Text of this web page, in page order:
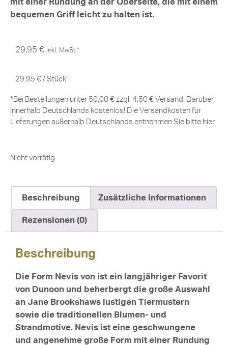
mit einer Rundung an der Oberseite, die mit einem
bequemen Griff leicht zu halten ist.
29,95 € inkl. MwSt.*
29,95 € / Stück
*Bei Bestellungen unter 50,00 € zzgl. 4,50 € Versand. Darüber
innerhalb Deutschlands kostenlos! Die Versandkosten für
Lieferungen außerhalb Deutschlands entnehmen Sie bitte hier.
Nicht vorrätig
Beschreibung Zusätzliche Informationen
Rezensionen (0)
Beschreibung
Die Form Nevis von ist ein langjähriger Favorit
von Dunoon und beherbergt die große Auswahl
an Jane Brookshaws lustigen Tiermustern
sowie die traditionellen Blumen- und
Strandmotive. Nevis ist eine geschwungene
und angenehme große Form mit einer Rundung